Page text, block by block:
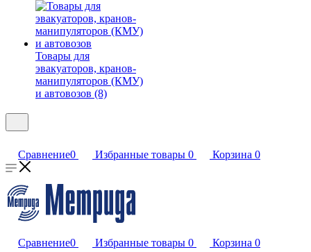
Товары для
эвакуаторов, кранов-
манипуляторов (КМУ)
и автовозов (8)
Сравнение0 Избранные товары 0 Корзина 0
Сравнение0 Избранные товары 0 Корзина 0